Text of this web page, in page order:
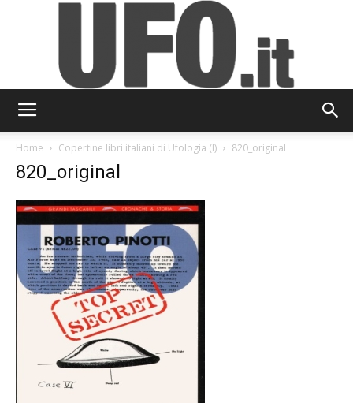
Home Copertine libri italiani di Ufologia (I) 820_original
820_original